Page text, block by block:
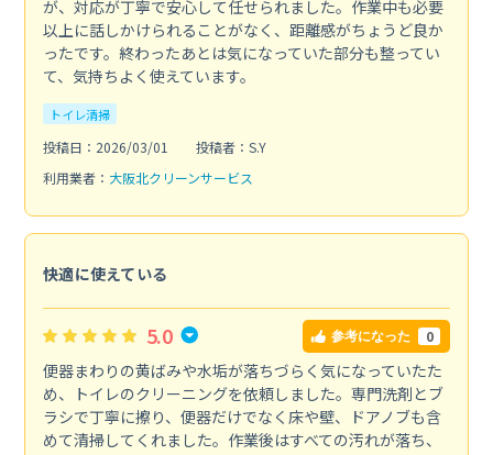
が、対応が丁寧で安心して任せられました。作業中も必要
以上に話しかけられることがなく、距離感がちょうど良か
ったです。終わったあとは気になっていた部分も整ってい
て、気持ちよく使えています。
トイレ清掃
投稿日：2026/03/01
投稿者：S.Y
利用業者： 大阪北クリーンサービス
快適に使えている
5.0 参考になった 0
便器まわりの黄ばみや水垢が落ちづらく気になっていたた
め、トイレのクリーニングを依頼しました。専門洗剤とブ
ラシで丁寧に擦り、便器だけでなく床や壁、ドアノブも含
めて清掃してくれました。作業後はすべての汚れが落ち、